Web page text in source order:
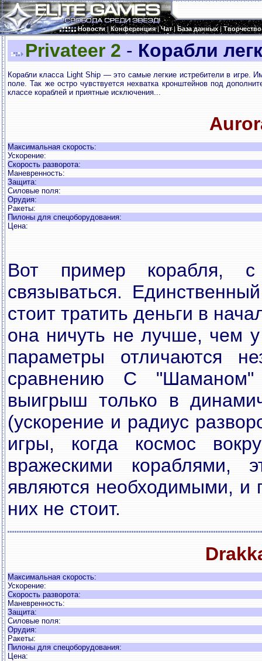
Новости|Конференция|Чат|База данных|Творчество
Privateer 2 - Корабли
Корабли класса Light Ship — это самые легкие истребители в игре.
поле. Так же остро чувствуется нехватка кронштейнов под
классе кораблей и приятные исключения...
Максимальная скорость:
Ускорение:
Скорость разворота:
Маневренность:
Защита:
Силовые поля:
Орудия:
Ракеты:
Пилоны для спецоборудования:
Цена:
Вот пример корабля,
связываться.
стоит тратить деньги в
она ничуть не лучше, чем
параметры отличаются
сравнению С
выигрыш только в
(ускорение и радиус
игры, когда космос
вражескими кораблями,
являются необходимыми, и
них не стоит.
Максимальная скорость:
Ускорение:
Скорость разворота:
Маневренность:
Защита:
Силовые поля:
Орудия:
Ракеты:
Пилоны для спецоборудования:
Цена: